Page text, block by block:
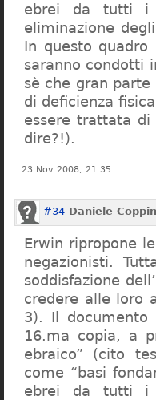
ebrei da tutti i
eliminazione
In questo
saranno condotti
sè che gran
di deficienza
essere trattata di
dire?!).
23 Nov 2008, 21:35
#34 Daniele Coppin
Erwin ripropone
negazionisti.
soddisfazione
credere alle loro
3). Il documento
16.ma copia, a
ebraico” (cito
come “basi
ebrei da tutti i